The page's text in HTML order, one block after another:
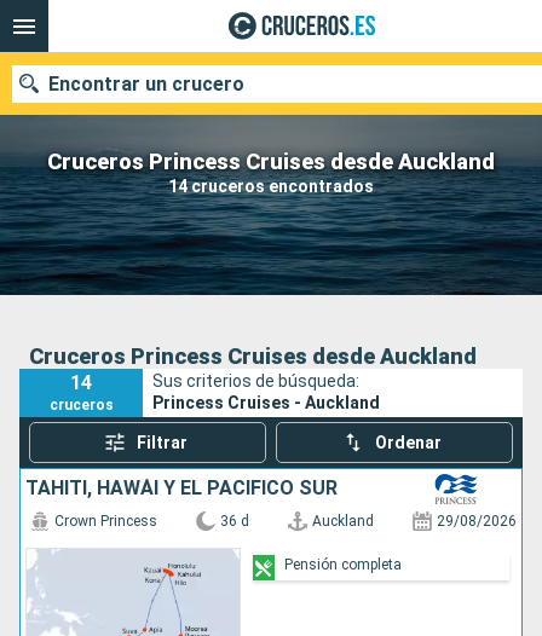
Cruceros Princess Cruises desde Auckland
14 cruceros encontrados
Encontrar un crucero
Nuestros destinos
Fecha de salida
Buscar
Cruceros Princess Cruises desde Auckland
14
cruceros
Sus criterios de búsqueda:
Princess Cruises - Auckland
Filtrar Ordenar
TAHITÍ, HAWÁI Y EL PACÍFICO SUR
Crown Princess 36 d Auckland 29/08/2026
Pensión completa